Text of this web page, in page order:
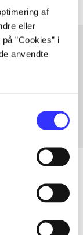
af
eller
”Cookies” i
anvendte